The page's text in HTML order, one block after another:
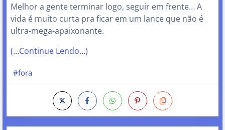
Melhor a gente terminar logo, seguir em frente… A
vida é muito curta pra ficar em um lance que não é
ultra-mega-apaixonante.
(…Continue Lendo…)
#fora